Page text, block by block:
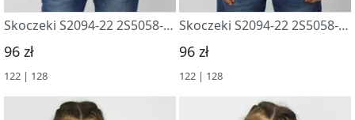
Skoczeki S2094-22 2S5058-D43 dzhinsa
96 zł
122 | 128
Skoczeki S2094-22 2S5058-D43 m.sinij
96 zł
122 | 128